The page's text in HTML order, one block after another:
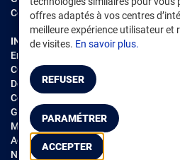
offres adaptés à vos centres
meilleure expérience utilisateur et
de visites. En savoir plus.
REFUSER
PARAMÉTRER
ACCEPTER
Contacter Rue du Commerce
INFORMATIONS LÉGALES
Environnement
CGV /CGU Marketplace
Données personnelles
Cookies
Gérer mes cookies
Mentions légales
Accessibilité : non conforme
Notice d'accessibilité